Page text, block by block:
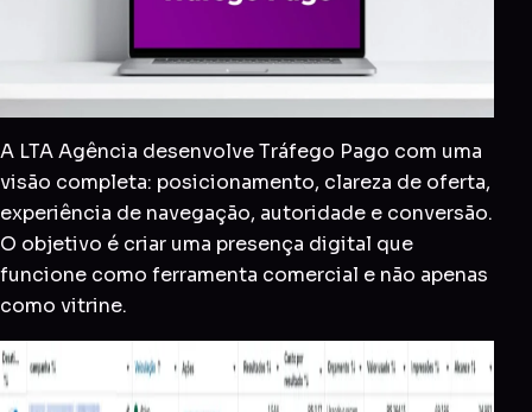
A LTA Agência desenvolve Tráfego Pago com uma
visão completa: posicionamento, clareza de oferta,
experiência de navegação, autoridade e conversão.
O objetivo é criar uma presença digital que
funcione como ferramenta comercial e não apenas
como vitrine.